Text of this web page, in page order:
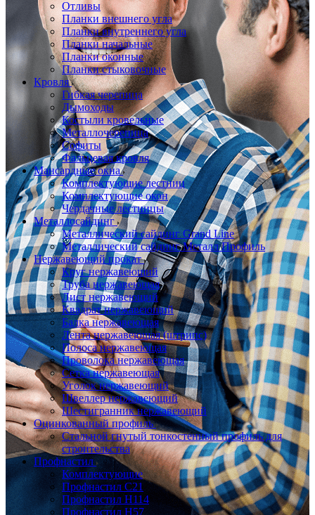
Отливы
Планки внешнего угла
Планки внутреннего угла
Планки начальные
Планки оконные
Планки стыковочные
Кровля
Гибкая черепица
Дымоходы
Костыли кровельные
Металлочерепица
Софиты
Фальцевая кровля
Мансардные окна
Комплектующие лестниц
Комплектующие окон
Чердачные лестницы
Металлосайдинг
Металлический сайдинг Grand Line
Металлический сайдинг Металл Профиль
Нержавеющий прокат
Круг нержавеющий
Труба нержавеющая
Лист нержавеющий
Квадрат нержавеющий
Балка нержавеющая
Лента нержавеющая (штрипс)
Полоса нержавеющая
Проволока нержавеющая
Сетка нержавеющая
Уголок нержавеющий
Швеллер нержавеющий
Шестигранник нержавеющий
Оцинкованный профиль
Стальной гнутый тонкостенный профиль для
строительства
Профнастил
Комплектующие
Профнастил C21
Профнастил Н114
Профнастил Н57